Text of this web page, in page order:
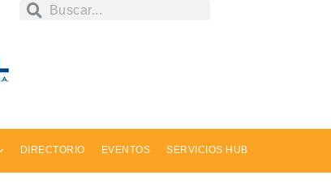
DIRECTORIO EVENTOS SERVICIOS HUB